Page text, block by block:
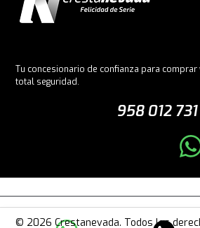
Tu concesionario de confianza para
total seguridad.
958 012 731
© 2026 Crestanevada. Todos los